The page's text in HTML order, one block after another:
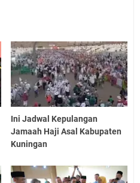
Ini Jadwal Kepulangan
Jamaah Haji Asal Kabupaten
Kuningan